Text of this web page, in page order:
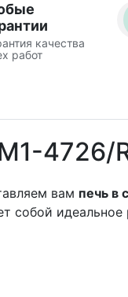
качества
работ
4726/
вам печь в
собой